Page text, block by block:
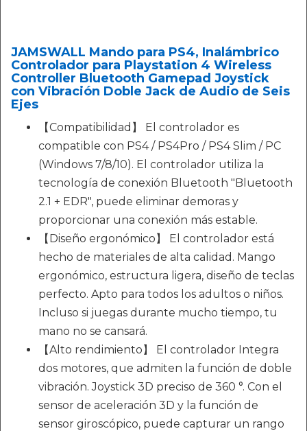
JAMSWALL Mando para PS4, Inalámbrico
Controlador para Playstation 4 Wireless
Controller Bluetooth Gamepad Joystick
con Vibración Doble Jack de Audio de Seis
Ejes
【Compatibilidad】 El controlador es
compatible con PS4 / PS4Pro / PS4 Slim / PC
(Windows 7/8/10). El controlador utiliza la
tecnología de conexión Bluetooth "Bluetooth
2.1 + EDR", puede eliminar demoras y
proporcionar una conexión más estable.
【Diseño ergonómico】 El controlador está
hecho de materiales de alta calidad. Mango
ergonómico, estructura ligera, diseño de teclas
perfecto. Apto para todos los adultos o niños.
Incluso si juegas durante mucho tiempo, tu
mano no se cansará.
【Alto rendimiento】 El controlador Integra
dos motores, que admiten la función de doble
vibración. Joystick 3D preciso de 360 °. Con el
sensor de aceleración 3D y la función de
sensor giroscópico, puede capturar un rango